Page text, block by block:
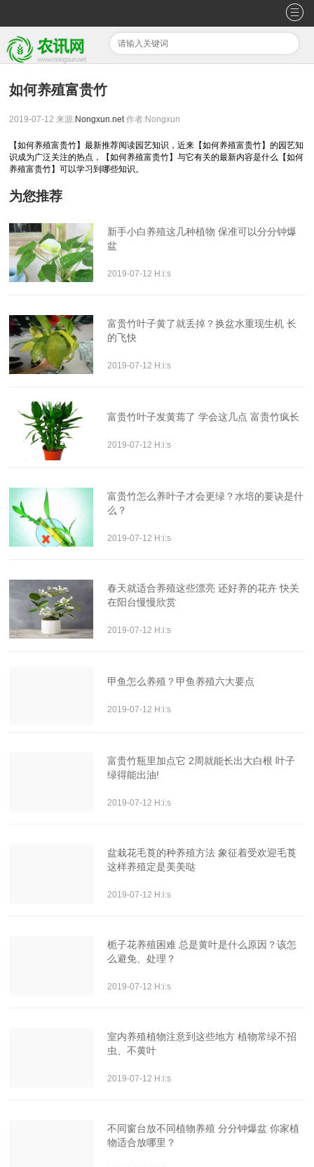
如何养殖富贵竹
2019-07-12 来源:Nongxun.net 作者:Nongxun
【如何养殖富贵竹】最新推荐阅读园艺知识，近来【如何养殖富贵竹】的园艺知
识成为广泛关注的热点，【如何养殖富贵竹】与它有关的最新内容是什么【如何
养殖富贵竹】可以学习到哪些知识。
为您推荐
新手小白养殖这几种植物 保准可以分分钟爆
盆
2019-07-12 H:i:s
富贵竹叶子黄了就丢掉？换盆水重现生机 长
的飞快
2019-07-12 H:i:s
富贵竹叶子发黄蔫了 学会这几点 富贵竹疯长
2019-07-12 H:i:s
富贵竹怎么养叶子才会更绿？水培的要诀是什
么？
2019-07-12 H:i:s
春天就适合养殖这些漂亮 还好养的花卉 快关
在阳台慢慢欣赏
2019-07-12 H:i:s
甲鱼怎么养殖？甲鱼养殖六大要点
2019-07-12 H:i:s
富贵竹瓶里加点它 2周就能长出大白根 叶子
绿得能出油!
2019-07-12 H:i:s
盆栽花毛莨的种养殖方法 象征着受欢迎毛莨
这样养殖定是美美哒
2019-07-12 H:i:s
栀子花养殖困难 总是黄叶是什么原因？该怎
么避免、处理？
2019-07-12 H:i:s
室内养殖植物注意到这些地方 植物常绿不招
虫、不黄叶
2019-07-12 H:i:s
不同窗台放不同植物养殖 分分钟爆盆 你家植
物适合放哪里？